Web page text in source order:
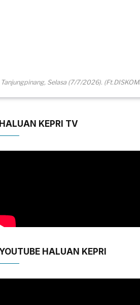
Selasa (7/7/2026).
HALUAN KEPRI TV
HALUAN KEPRI